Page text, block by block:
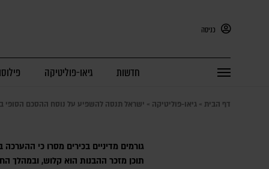
כניסה
חדשות גיאו-פוליטיקה
דף הבית » גיאו-פוליטיקה » ישראל תנסה להשפיע על נוסח ההסכם הסופי
גורמים מדיניים בכירים מסרו כי
תוכן מזכר ההבנות הוא קלוש, ובמהלך